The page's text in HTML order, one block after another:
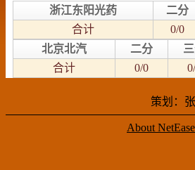
浙江东阳光药 二分
合计
0/0
北京北汽
二分
合计
0/0
策划：
About NetEase